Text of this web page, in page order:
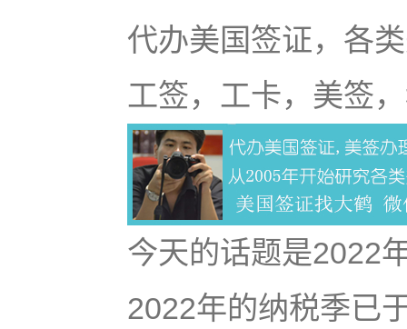
代办美国签证，各
工签，工卡，美签
今天的话题是2022
2022年的纳税季已